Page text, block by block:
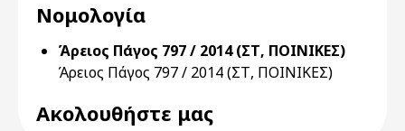
Νομολογία
Άρειος Πάγος 797 / 2014 (ΣΤ, ΠΟΙΝΙΚΕΣ)
Άρειος Πάγος 797 / 2014 (ΣΤ, ΠΟΙΝΙΚΕΣ)
Ακολουθήστε μας